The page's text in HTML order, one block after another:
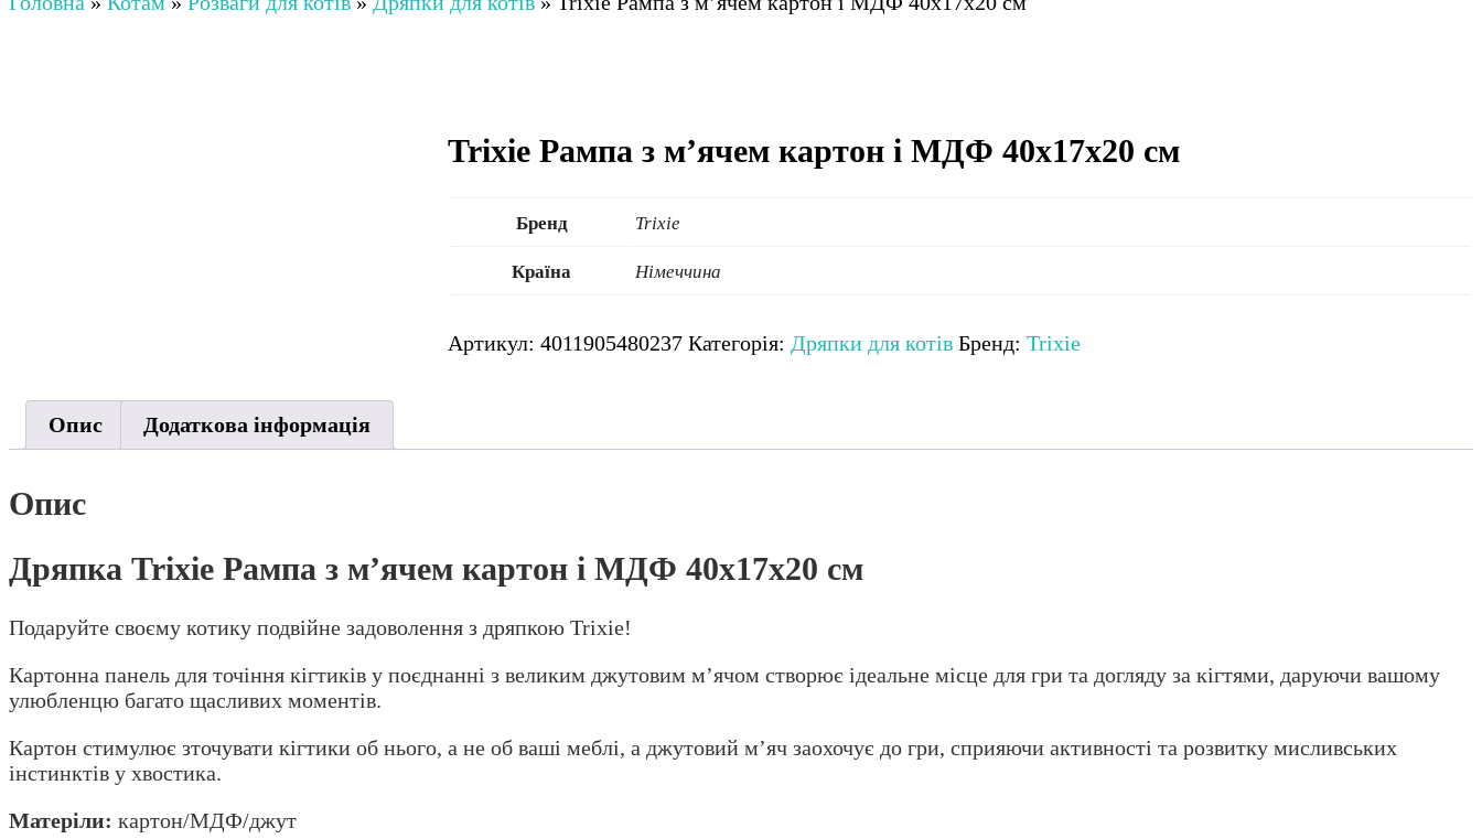
Trixie Рампа з м’ячем картон і МДФ 40х17х20 см
Бренд Trixie
Країна Німеччина
Артикул:4011905480237 Категорія: Дряпки для котів Бренд:Trixie
Опис Додаткова інформація
Опис
Дряпка Trixie Рампа з м’ячем картон і МДФ 40х17х20 см
Подаруйте своєму котику подвійне задоволення з дряпкою Trixie!
Картонна панель для точіння кігтиків у поєднанні з великим джутовим м’ячом створює ідеальне місце для гри та догляду за кігтями, даруючи вашому
улюбленцю багато щасливих моментів.
Картон стимулює зточувати кігтики об нього, а не об ваші меблі, а джутовий м’яч заохочує до гри, сприяючи активності та розвитку мисливських
інстинктів у хвостика.
Матеріли: картон/МДФ/джут